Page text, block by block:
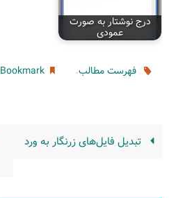
درج نوشتار به صورت
عمودی
فهرست مطالب.
Bookmark
تبدیل فایل‌های زرنگار به ورد